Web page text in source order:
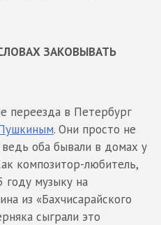
ЗАКОВЫВАТЬ
переезда в Петербург
. Они просто не
оба бывали в домах у
композитор-любитель,
году музыку на
из «Бахчисарайского
сыграли это